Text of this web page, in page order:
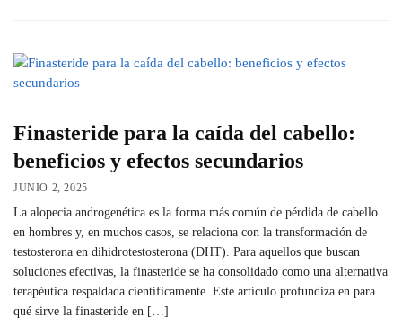
Finasteride para la caída del cabello:
beneficios y efectos secundarios
JUNIO 2, 2025
La alopecia androgenética es la forma más común de pérdida de cabello
en hombres y, en muchos casos, se relaciona con la transformación de
testosterona en dihidrotestosterona (DHT). Para aquellos que buscan
soluciones efectivas, la finasteride se ha consolidado como una alternativa
terapéutica respaldada científicamente. Este artículo profundiza en para
qué sirve la finasteride en […]